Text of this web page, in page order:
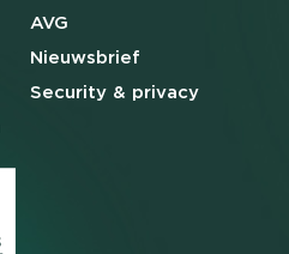
AVG
Nieuwsbrief
Security & privacy